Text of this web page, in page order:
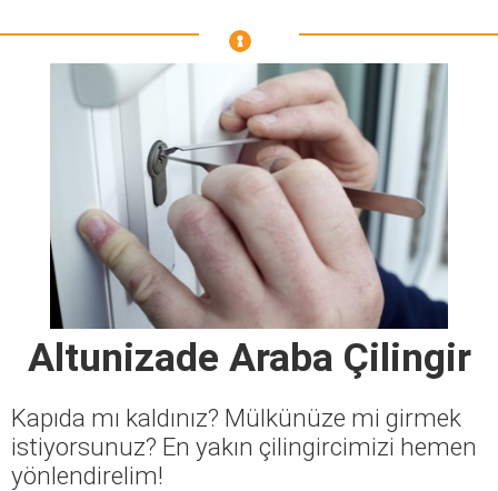
Altunizade Araba Çilingir
Kapıda mı kaldınız? Mülkünüze mi girmek
istiyorsunuz? En yakın çilingircimizi hemen
yönlendirelim!